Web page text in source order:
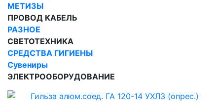
МЕТИЗЫ
ПРОВОД КАБЕЛЬ
РАЗНОЕ
СВЕТОТЕХНИКА
СРЕДСТВА ГИГИЕНЫ
Сувениры
ЭЛЕКТРООБОРУДОВАНИЕ